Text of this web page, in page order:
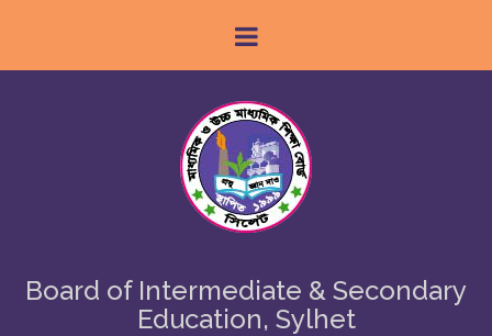
Board of Intermediate & Secondary
Education, Sylhet